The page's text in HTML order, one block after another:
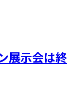
展示会は終